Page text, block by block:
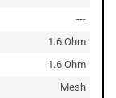
---
1.6 Ohm
1.6 Ohm
Mesh